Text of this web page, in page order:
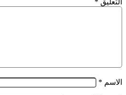
الاسم *